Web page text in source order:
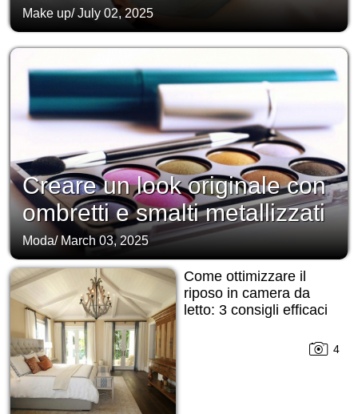
Make up/July 02, 2025
Creare un look originale con
ombretti e smalti metallizzati
Moda/ March 03, 2025
Come ottimizzare il
riposo in camera da
letto: 3 consigli efficaci
4